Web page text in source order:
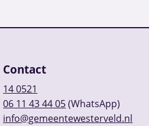
Contact
14 0521
06 11 43 44 05(WhatsApp)
info@gemeentewesterveld.nl